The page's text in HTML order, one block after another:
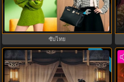
The Affair Was Just The Beginning
ชู้รักอำพรางเลือด (2026) พากย์ไทย
ซับไทย EP.1-8
ซับไทย
ซับไทย